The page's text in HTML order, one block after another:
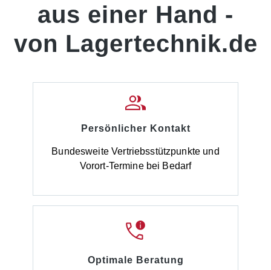
Zubehör für KRAUSE STABILO PodestleiternAls
separates Zubehörteil zur gezielten Ausstattung
technische DatenGeeignet für: STABILO Podestleiter
mit 5 und 6 Stufen und einer Plattformgeländerhöhe
131-7LieferumfangIm Lieferumfang enthalten:1
Handlauf für Podestleiter mit 5 und 6
StufenAllgemeine HinweiseAb einer Podesthöhe
Handläufe erforderlich.Pro Podestleiter werden 2
Handlauf ist als Zubehör zu bestellen und nicht im
Lieferumfang der Podestleiter enthalten.Die
aus einer Hand -
von Lagertechnik.de
Persönlicher Kontakt
Bundesweite Vertriebsstützpunkte und
Vorort-Termine bei Bedarf
Optimale Beratung